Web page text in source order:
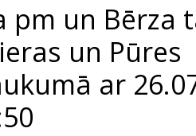
pm un Bērza
un Pūres
ar